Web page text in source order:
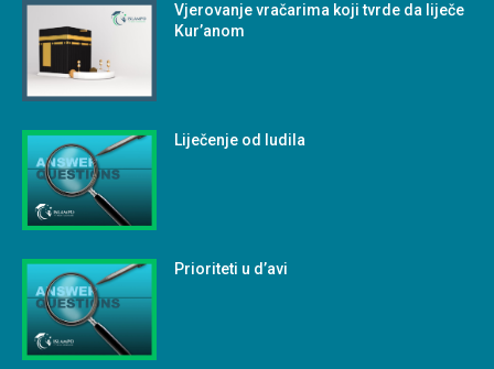
Vjerovanje vračarima koji tvrde da liječe
Kur’anom
Liječenje od ludila
Prioriteti u d’avi